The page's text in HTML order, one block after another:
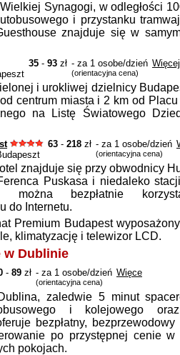
Synagogi, w odległości
i przystanku
znajduje się w
35 - 93 zł - za 1 osobe/dzień
(orientacyjna cena)
Więcej
i urokliwej dzielnicy
centrum miasta i 2 km od
na Listę Światowego
63 - 218 zł - za 1 osobe/dzień
(orientacyjna cena)
znajduje się przy obwodnicy
Puskasa i niedaleko
można bezpłatnie
do Internetu.
Premium Budapest
klimatyzację i telewizor LCD.
w Dublinie
- 89 zł - za 1 osobe/dzień
(orientacyjna cena)
Więce
zaledwie 5 minut
i kolejowego
bezpłatny, bezprzewodowy
po przystępnej cenie w
pokojach.